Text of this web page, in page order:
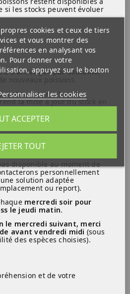
si les stocks peuvent évoluer
3 arrivages par semaine,
nouveaux poissons.
et sur internet sont
la mise à jour du stock en
savoir :
disponible au moment de
personnellement
solution adaptée
ou report).
mercredi soir pour
le jeudi matin.
le mercredi suivant, merci
avant vendredi midi (sous
des espèces choisies).
et de votre
friand des plantes tendres,
le maintenir avec des plantes
résistant du type Anubias,
cent aquatique
vivant des animaux à
pour recevoir le colis le jour
pas. Pour toute réclamation,
mail avec photo des animaux
Dans le cas
s'appliquera pas.
lundi au mercredi pour les
mercredi pour l'express .
similaires
PROMO !
(2)
cookies et ceux de tiers
et vous montrer des
en analysant vos
Pour donner votre
appuyez sur le bouton
les cookies
TOUT
ACCEPTER